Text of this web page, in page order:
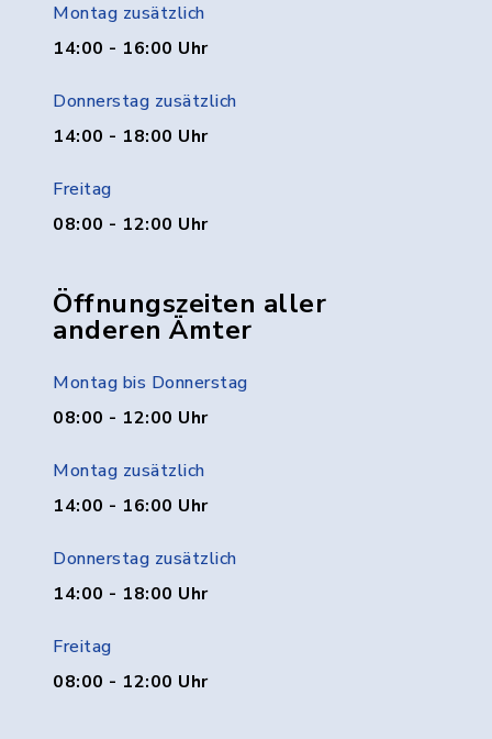
Montag zusätzlich
14:00 - 16:00 Uhr
Donnerstag zusätzlich
14:00 - 18:00 Uhr
Freitag
08:00 - 12:00 Uhr
Öffnungszeiten aller
anderen Ämter
Montag bis Donnerstag
08:00 - 12:00 Uhr
Montag zusätzlich
14:00 - 16:00 Uhr
Donnerstag zusätzlich
14:00 - 18:00 Uhr
Freitag
08:00 - 12:00 Uhr